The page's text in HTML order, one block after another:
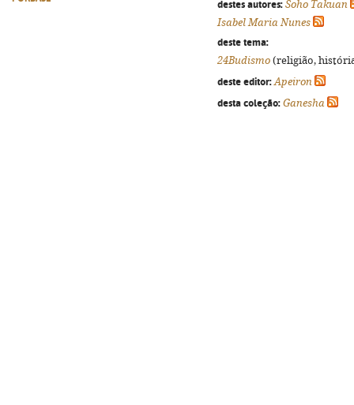
destes autores: Soho Takuan
Isabel Maria Nunes
deste tema:
24Budismo (religião,
deste editor: Apeiron
desta coleção: Ganesha